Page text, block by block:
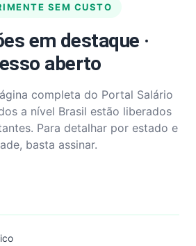
SEM CUSTO
em destaque ·
aberto
completa do Portal Salário
a nível Brasil estão liberados
Para detalhar por estado e
basta assinar.